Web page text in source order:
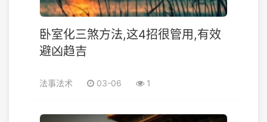
卧室化三煞方法,这4招很管用,有效
避凶趋吉
法事法术 03-06 1